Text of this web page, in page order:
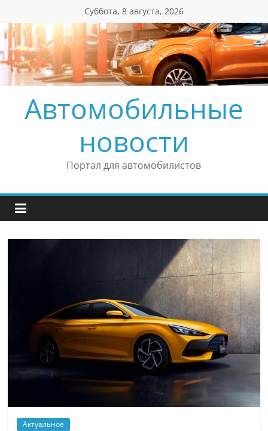
содержимому
Суббота, 8 августа, 2026
Автомобильные
новости
Портал для автомобилистов
Актуальное